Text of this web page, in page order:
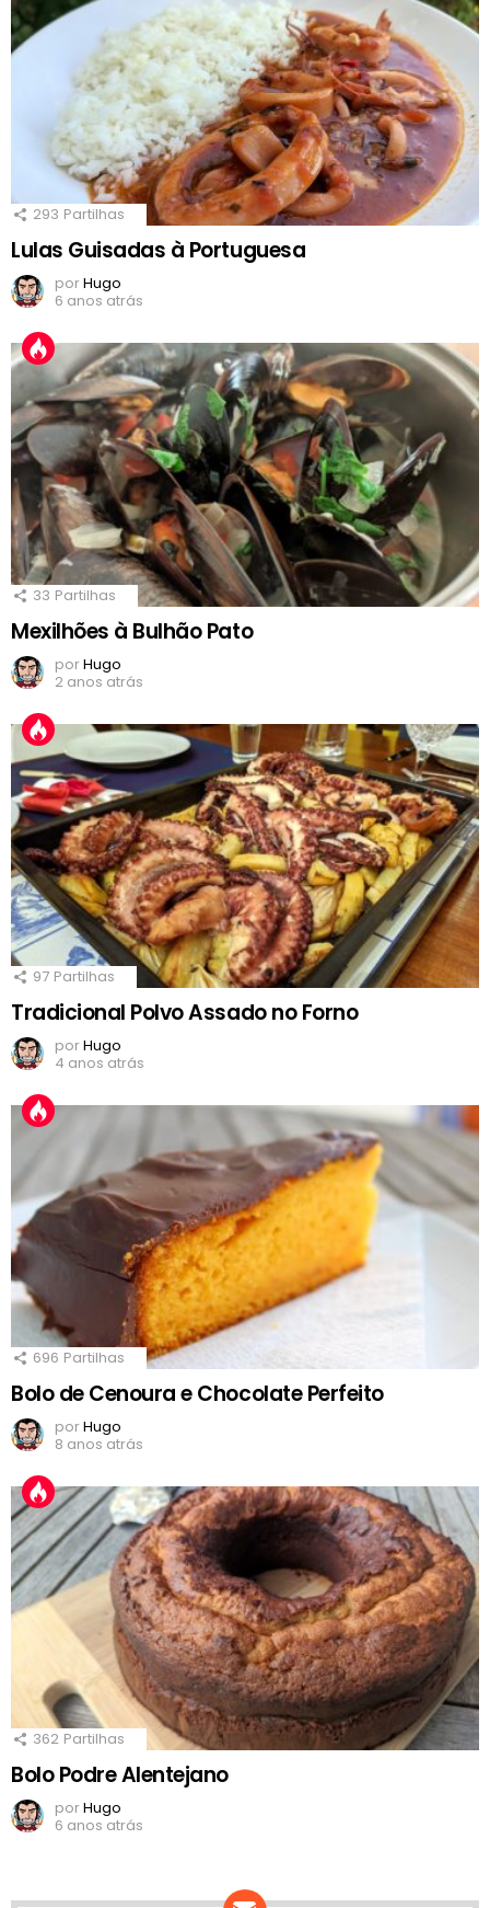
293 Partilhas
Lulas Guisadas à Portuguesa
porHugo
6 anos atrás
33 Partilhas
Mexilhões à Bulhão Pato
porHugo
2 anos atrás
97 Partilhas
Tradicional Polvo Assado no Forno
porHugo
4 anos atrás
696 Partilhas
Bolo de Cenoura e Chocolate Perfeito
porHugo
8 anos atrás
362 Partilhas
Bolo Podre Alentejano
porHugo
6 anos atrás